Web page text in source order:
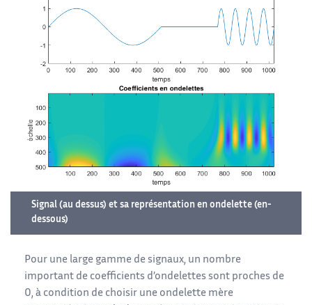
Signal (au dessus) et sa représentation en ondelette (en-
dessous)
Pour une large gamme de signaux, un nombre
important de coefficients d’ondelettes sont proches de
0, à condition de choisir une ondelette mère